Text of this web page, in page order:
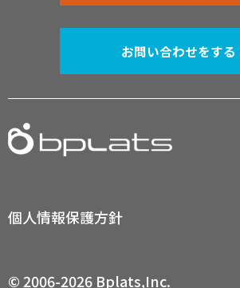
お問い合わせをする
個人情報保護方針
© 2006-2026 Bplats,Inc.